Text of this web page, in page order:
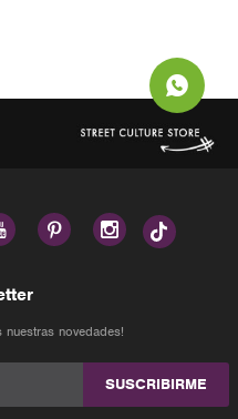
 
novedades!
SUSCRIBIRME